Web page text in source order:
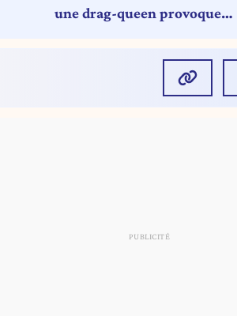
une drag-queen provoque